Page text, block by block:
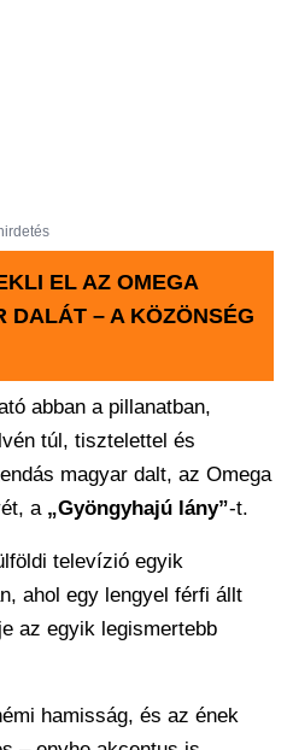
hirdetés
EL AZ OMEGA
DALÁT – A KÖZÖNSÉG
abban a pillanatban,
túl, tisztelettel és
magyar dalt, az Omega
a „Gyöngyhajú lány”-t.
televízió egyik
ahol egy lengyel férfi állt
az egyik legismertebb
hamisság, és az ének